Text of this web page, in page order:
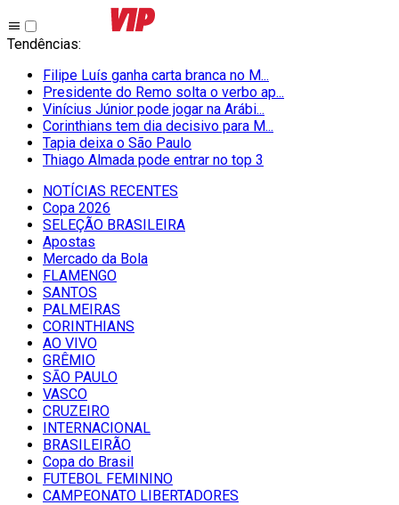
Tendências:
Filipe Luís ganha carta branca no M...
Presidente do Remo solta o verbo ap...
Vinícius Júnior pode jogar na Arábi...
Corinthians tem dia decisivo para M...
Tapia deixa o São Paulo
Thiago Almada pode entrar no top 3
NOTÍCIAS RECENTES
Copa 2026
SELEÇÃO BRASILEIRA
Apostas
Mercado da Bola
FLAMENGO
SANTOS
PALMEIRAS
CORINTHIANS
AO VIVO
GRÊMIO
SĀO PAULO
VASCO
CRUZEIRO
INTERNACIONAL
BRASILEIRÃO
Copa do Brasil
FUTEBOL FEMININO
CAMPEONATO LIBERTADORES